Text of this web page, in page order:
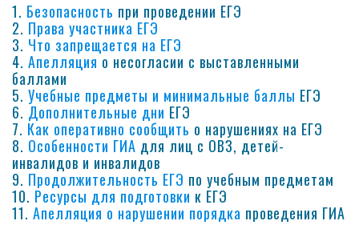
1. Безопасность при проведении ЕГЭ
2. Права участника ЕГЭ
3. Что запрещается на ЕГЭ
4. Апелляция о несогласии с выставленными
баллами
5. Учебные предметы и минимальные баллы ЕГЭ
6. Дополнительные дни ЕГЭ
7. Как оперативно сообщить о нарушениях на ЕГЭ
8. Особенности ГИА для лиц с ОВЗ, детей-
инвалидов и инвалидов
9. Продолжительность ЕГЭ по учебным предметам
10. Ресурсы для подготовки к ЕГЭ
11. Апелляция о нарушении порядка проведения ГИА